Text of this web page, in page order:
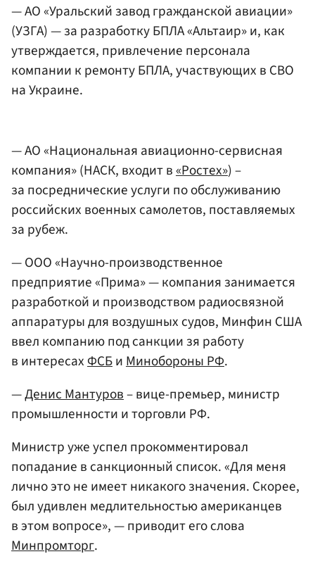
— АО «Уральский завод гражданской авиации»
(УЗГА) — за разработку БПЛА «Альтаир» и, как
утверждается, привлечение персонала
компании к ремонту БПЛА, участвующих в СВО
на Украине.
— АО «Национальная авиационно-сервисная
компания» (НАСК, входит в«Ростех») –
за посреднические услуги по обслуживанию
российских военных самолетов, поставляемых
за рубеж.
— ООО «Научно-производственное
предприятие «Прима» — компания занимается
разработкой и производством радиосвязной
аппаратуры для воздушных судов, Минфин США
ввел компанию под санкции зя работу
в интересахФСБиМинобороны РФ.
—Денис Мантуров– вице-премьер, министр
промышленности и торговли РФ.
Министр уже успел прокомментировал
попадание в санкционный список. «Для меня
лично это не имеет никакого значения. Скорее,
был удивлен медлительностью американцев
в этом вопросе», — приводит его слова
Минпромторг.